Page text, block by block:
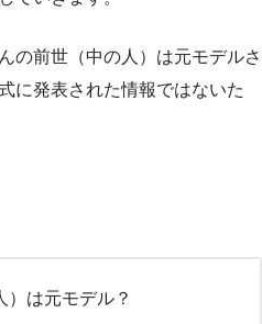
の前世（中の人）は元モデルさ
に発表された情報ではないた
）は元モデル？